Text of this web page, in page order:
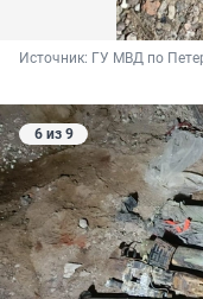
Источник: ГУ МВД по
6 из 9